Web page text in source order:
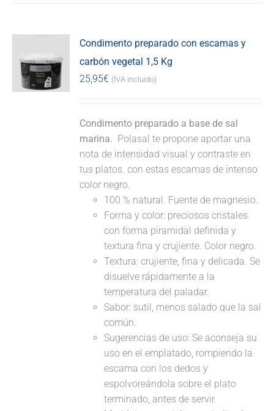
Condimento preparado con escamas y
carbón vegetal 1,5 Kg
25,95€ (IVA incluido)
Condimento preparado a base de sal
marina. Polasal te propone aportar una
nota de intensidad visual y contraste en
tus platos. con estas escamas de intenso
color negro.
100 % natural. Fuente de magnesio.
Forma y color: preciosos cristales
con forma piramidal definida y
textura fina y crujiente. Color negro.
Textura: crujiente, fina y delicada. Se
disuelve rápidamente a la
temperatura del paladar.
Sabor: sutil, menos salado que la sal
común.
Sugerencias de uso: Se aconseja su
uso en el emplatado, rompiendo la
escama con los dedos y
espolvoreándola sobre el plato
terminado, antes de servir.